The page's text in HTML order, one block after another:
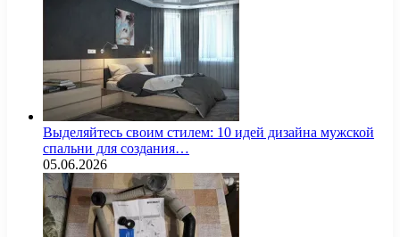
Выделяйтесь своим стилем: 10 идей дизайна мужской
спальни для создания…
05.06.2026